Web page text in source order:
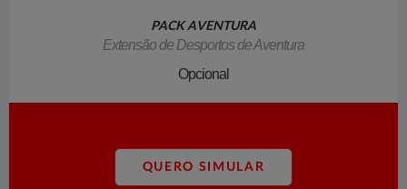
PACK AVENTURA
Extensão de Desportos de Aventura
Opcional
QUERO SIMULAR